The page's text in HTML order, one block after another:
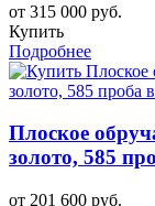
от 315 000 руб.
Купить
Подробнее
Плоское
золото, 585
от 201 600 руб.